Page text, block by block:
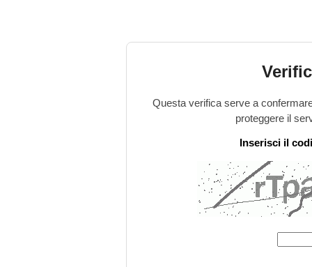
Questa verifica serve a
proteggere il
Inserisci il